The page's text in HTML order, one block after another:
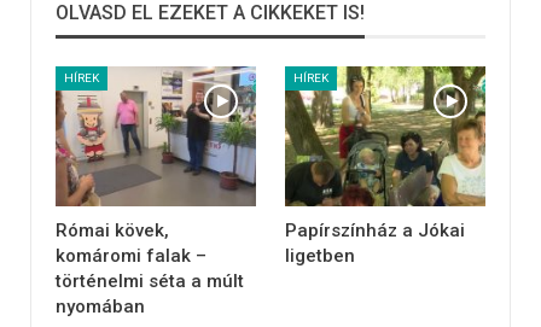
OLVASD EL EZEKET A CIKKEKET IS!
HÍREK
Római kövek,
komáromi falak –
történelmi séta a múlt
nyomában
HÍREK
Papírszínház a Jókai
ligetben